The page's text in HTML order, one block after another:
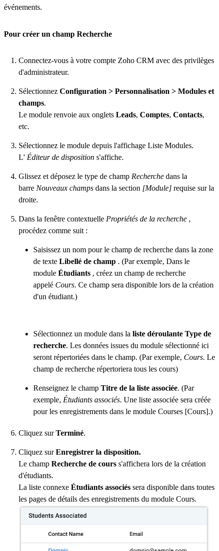
événements.
Pour créer un champ Recherche
Connectez-vous à votre compte Zoho CRM avec des privilèges
d'administrateur.
Sélectionnez Configuration > Personnalisation > Modules et
champs.
Le module renvoie aux onglets Leads, Comptes, Contacts,
etc.
Sélectionnez le module depuis l'affichage Liste Modules.
L' Éditeur de disposition s'affiche.
Glissez et déposez le type de champ Recherche dans la
barre Nouveaux champs dans la section [Module] requise sur la
droite.
Dans la fenêtre contextuelle Propriétés de la recherche ,
procédez comme suit :
Saisissez un nom pour le champ de recherche dans la zone
de texte Libellé de champ . (Par exemple, Dans le
module Étudiants , créez un champ de recherche
appelé Cours. Ce champ sera disponible lors de la création
d'un étudiant.)
Sélectionnez un module dans la liste déroulante Type de
recherche. Les données issues du module sélectionné ici
seront répertoriées dans le champ. (Par exemple, Cours. Le
champ de recherche répertoriera tous les cours)
Renseignez le champ Titre de la liste associée. (Par
exemple, Étudiants associés. Une liste associée sera créée
pour les enregistrements dans le module Courses [Cours].)
Cliquez surTerminé.
Cliquez surEnregistrer la disposition.
Le champ Recherche de cours s'affichera lors de la création
d'étudiants.
La liste connexe Étudiants associés sera disponible dans toutes
les pages de détails des enregistrements du module Cours.